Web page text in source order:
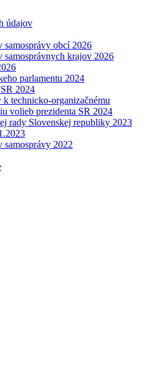
údajov
obcí 2026
krajov 2026
parlamentu 2024
2024
technicko-organizačnému
volieb prezidenta SR 2024
rady Slovenskej republiky 2023
2022